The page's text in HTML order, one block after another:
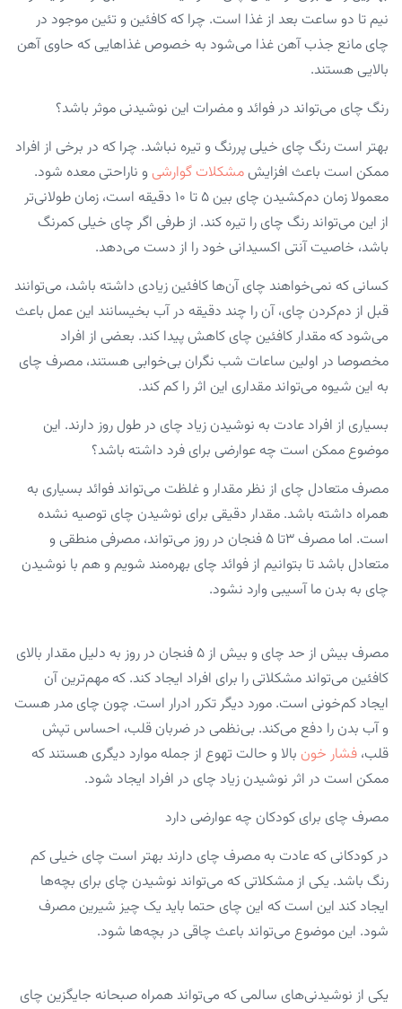
نیم تا دو ساعت بعد از غذا است. چرا که کافئین و تئین موجود در
چای مانع جذب آهن غذا می‌شود به خصوص غذاهایی که حاوی آهن
بالایی هستند.
رنگ چای می‌تواند در فوائد و مضرات این نوشیدنی موثر باشد؟
بهتر است رنگ چای خیلی پررنگ و تیره نباشد. چرا که در برخی از افراد
ممکن است باعث افزایش مشکلات گوارشی و ناراحتی معده شود.
معمولا زمان دم‌کشیدن چای بین ۵ تا ۱۰ دقیقه است، زمان طولانی‌تر
از این می‌تواند رنگ چای را تیره کند. از طرفی اگر چای خیلی کمرنگ
باشد، خاصیت آنتی اکسیدانی خود را از دست می‌دهد.
کسانی که نمی‌خواهند چای آن‌ها کافئین زیادی داشته باشد، می‌توانند
قبل از دم‌کردن چای، آن را چند دقیقه در آب بخیسانند این عمل باعث
می‌شود که مقدار کافئین چای کاهش پیدا کند. بعضی از افراد
مخصوصا در اولین ساعات شب نگران بی‌خوابی هستند، مصرف چای
به این شیوه می‌تواند مقداری این اثر را کم کند.
بسیاری از افراد عادت به نوشیدن زیاد چای در طول روز دارند. این
موضوع ممکن است چه عوارضی برای فرد داشته باشد؟
مصرف متعادل چای از نظر مقدار و غلظت می‌تواند فوائد بسیاری به
همراه داشته باشد. مقدار دقیقی برای نوشیدن چای توصیه نشده
است. اما مصرف 3تا ۵ فنجان در روز می‌تواند، مصرفی منطقی و
متعادل باشد تا بتوانیم از فوائد چای بهره‌مند شویم و هم با نوشیدن
چای به بدن ما آسیبی وارد نشود.
مصرف بیش از حد چای و بیش از ۵ فنجان در روز به دلیل مقدار بالای
کافئین می‌تواند مشکلاتی را برای افراد ایجاد کند. که مهم‌ترین آن
ایجاد کم‌خونی است. مورد دیگر تکرر ادرار است. چون چای مدر هست
و آب بدن را دفع می‌کند. بی‌نظمی در ضربان قلب، احساس تپش
قلب، فشار خون بالا و حالت تهوع از جمله موارد دیگری هستند که
ممکن است در اثر نوشیدن زیاد چای در افراد ایجاد شود.
مصرف چای برای کودکان چه عوارضی دارد
در کودکانی که عادت به مصرف چای دارند بهتر است چای خیلی کم
رنگ باشد. یکی از مشکلاتی که می‌تواند نوشیدن چای برای بچه‌ها
ایجاد کند این است که این چای حتما باید یک چیز شیرین مصرف
شود. این موضوع می‌تواند باعث چاقی در بچه‌ها شود.
یکی از نوشیدنی‌های سالمی که می‌تواند همراه صبحانه جایگزین چای